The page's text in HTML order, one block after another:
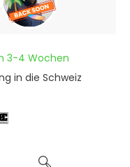
3-4 Wochen
in die Schweiz